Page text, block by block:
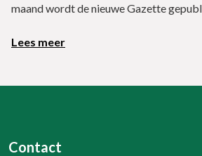
maand wordt de nieuwe Gazette
Lees meer
Contact